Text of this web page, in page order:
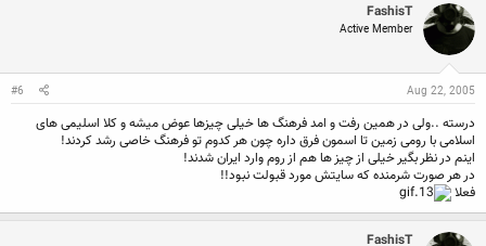
FashisT
Active Member
Aug 22, 2005
#6
درسته ..ولی در همین رفت و امد فرهنگ ها خیلی چیزها عوض میشه و کلا اسلیمی های
اسلامی با رومی زمین تا اسمون فرق داره چون هر کدوم تو فرهنگ خاصی رشد کردند!
اینم در نظر بگیر خیلی از چیز ها هم از روم وارد ایران شدند!
در هر صورت شرمنده که سایتش مورد قبولت نبود!!
فعلا
FashisT